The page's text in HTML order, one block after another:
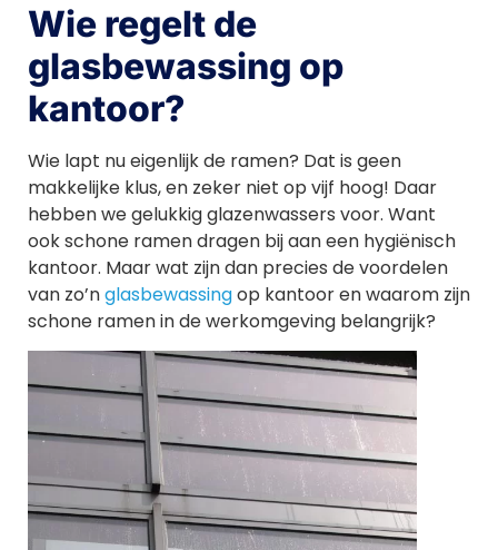
Wie regelt de
glasbewassing op
kantoor?
Wie lapt nu eigenlijk de ramen? Dat is geen
makkelijke klus, en zeker niet op vijf hoog! Daar
hebben we gelukkig glazenwassers voor. Want
ook schone ramen dragen bij aan een hygiënisch
kantoor. Maar wat zijn dan precies de voordelen
van zo’nglasbewassingop kantoor en waarom zijn
schone ramen in de werkomgeving belangrijk?